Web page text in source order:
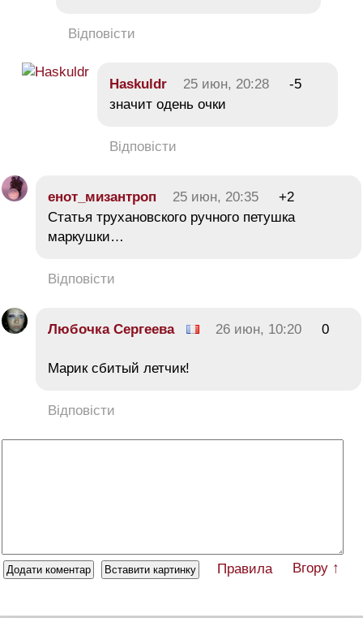
Відповісти
Haskuldr 25 июн, 20:28
-5
значит одень очки
Відповісти
енот_мизантроп 25 июн, 20:35
+2
Статья трухановского ручного петушка
маркушки…
Відповісти
Любочка Сергеева 26 июн, 10:20 0
Марик сбитый летчик!
Відповісти
Правила Вгору ↑